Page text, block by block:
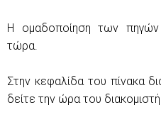
Η ομαδοποίηση των πηγών
τώρα.
Στην κεφαλίδα του πίνακα
δείτε την ώρα του